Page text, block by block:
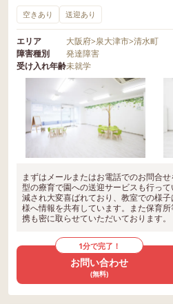
空きあり 送迎あり
エリア 大阪府>泉大津市>清水町
障害種別
発達障害
受け入れ年齢未就学
まずはメールまたはお電話でのお問合
型の療育で園への送迎サービスも行っ
減され大変喜ばれており、教室での様
様へ情報を共有しています。また保育
携も密に取らせていただいております。
1分で完了！
お問い合わせ
(無料)